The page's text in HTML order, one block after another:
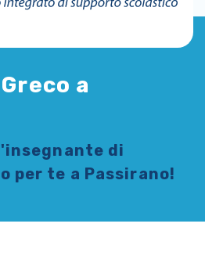
a
insegnante di
per te a Passirano!